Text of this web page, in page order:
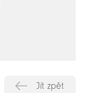
Jít zpět